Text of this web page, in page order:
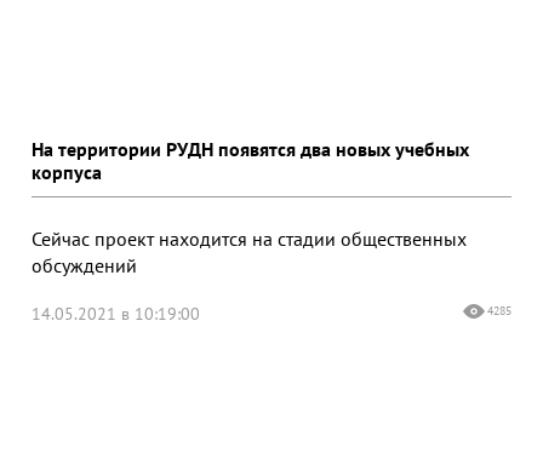
На территории РУДН появятся два новых учебных
корпуса
Сейчас проект находится на стадии общественных
обсуждений
14.05.2021 в 10:19:00 4285